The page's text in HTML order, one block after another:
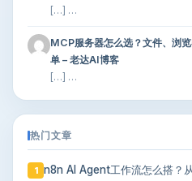
[…] …
MCP服务器怎么选？文件、浏
单 – 老达AI博客
[…] …
热门文章
1 n8n AI Agent工作流怎么搭？